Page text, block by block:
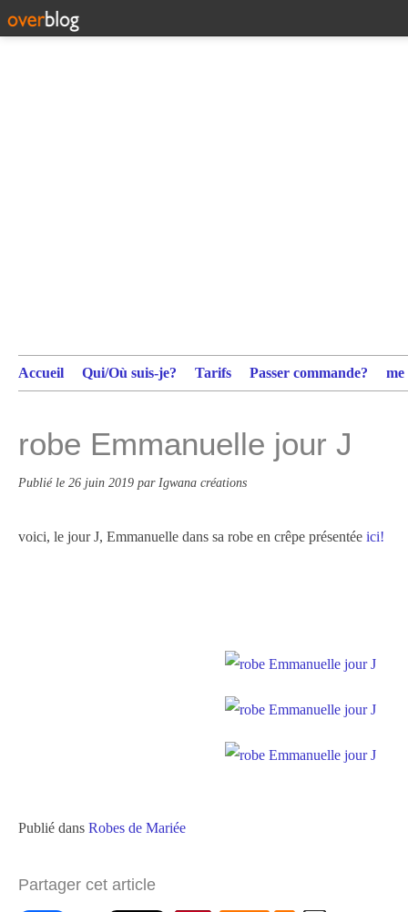
Accueil Qui/Où suis-je? Tarifs Passer commande?
robe Emmanuelle jour J
Publié le 26 juin 2019 par Igwana créations
voici, le jour J, Emmanuelle dans sa robe en crêpe présentée ici!
Publié dans Robes de Mariée
Partager cet article